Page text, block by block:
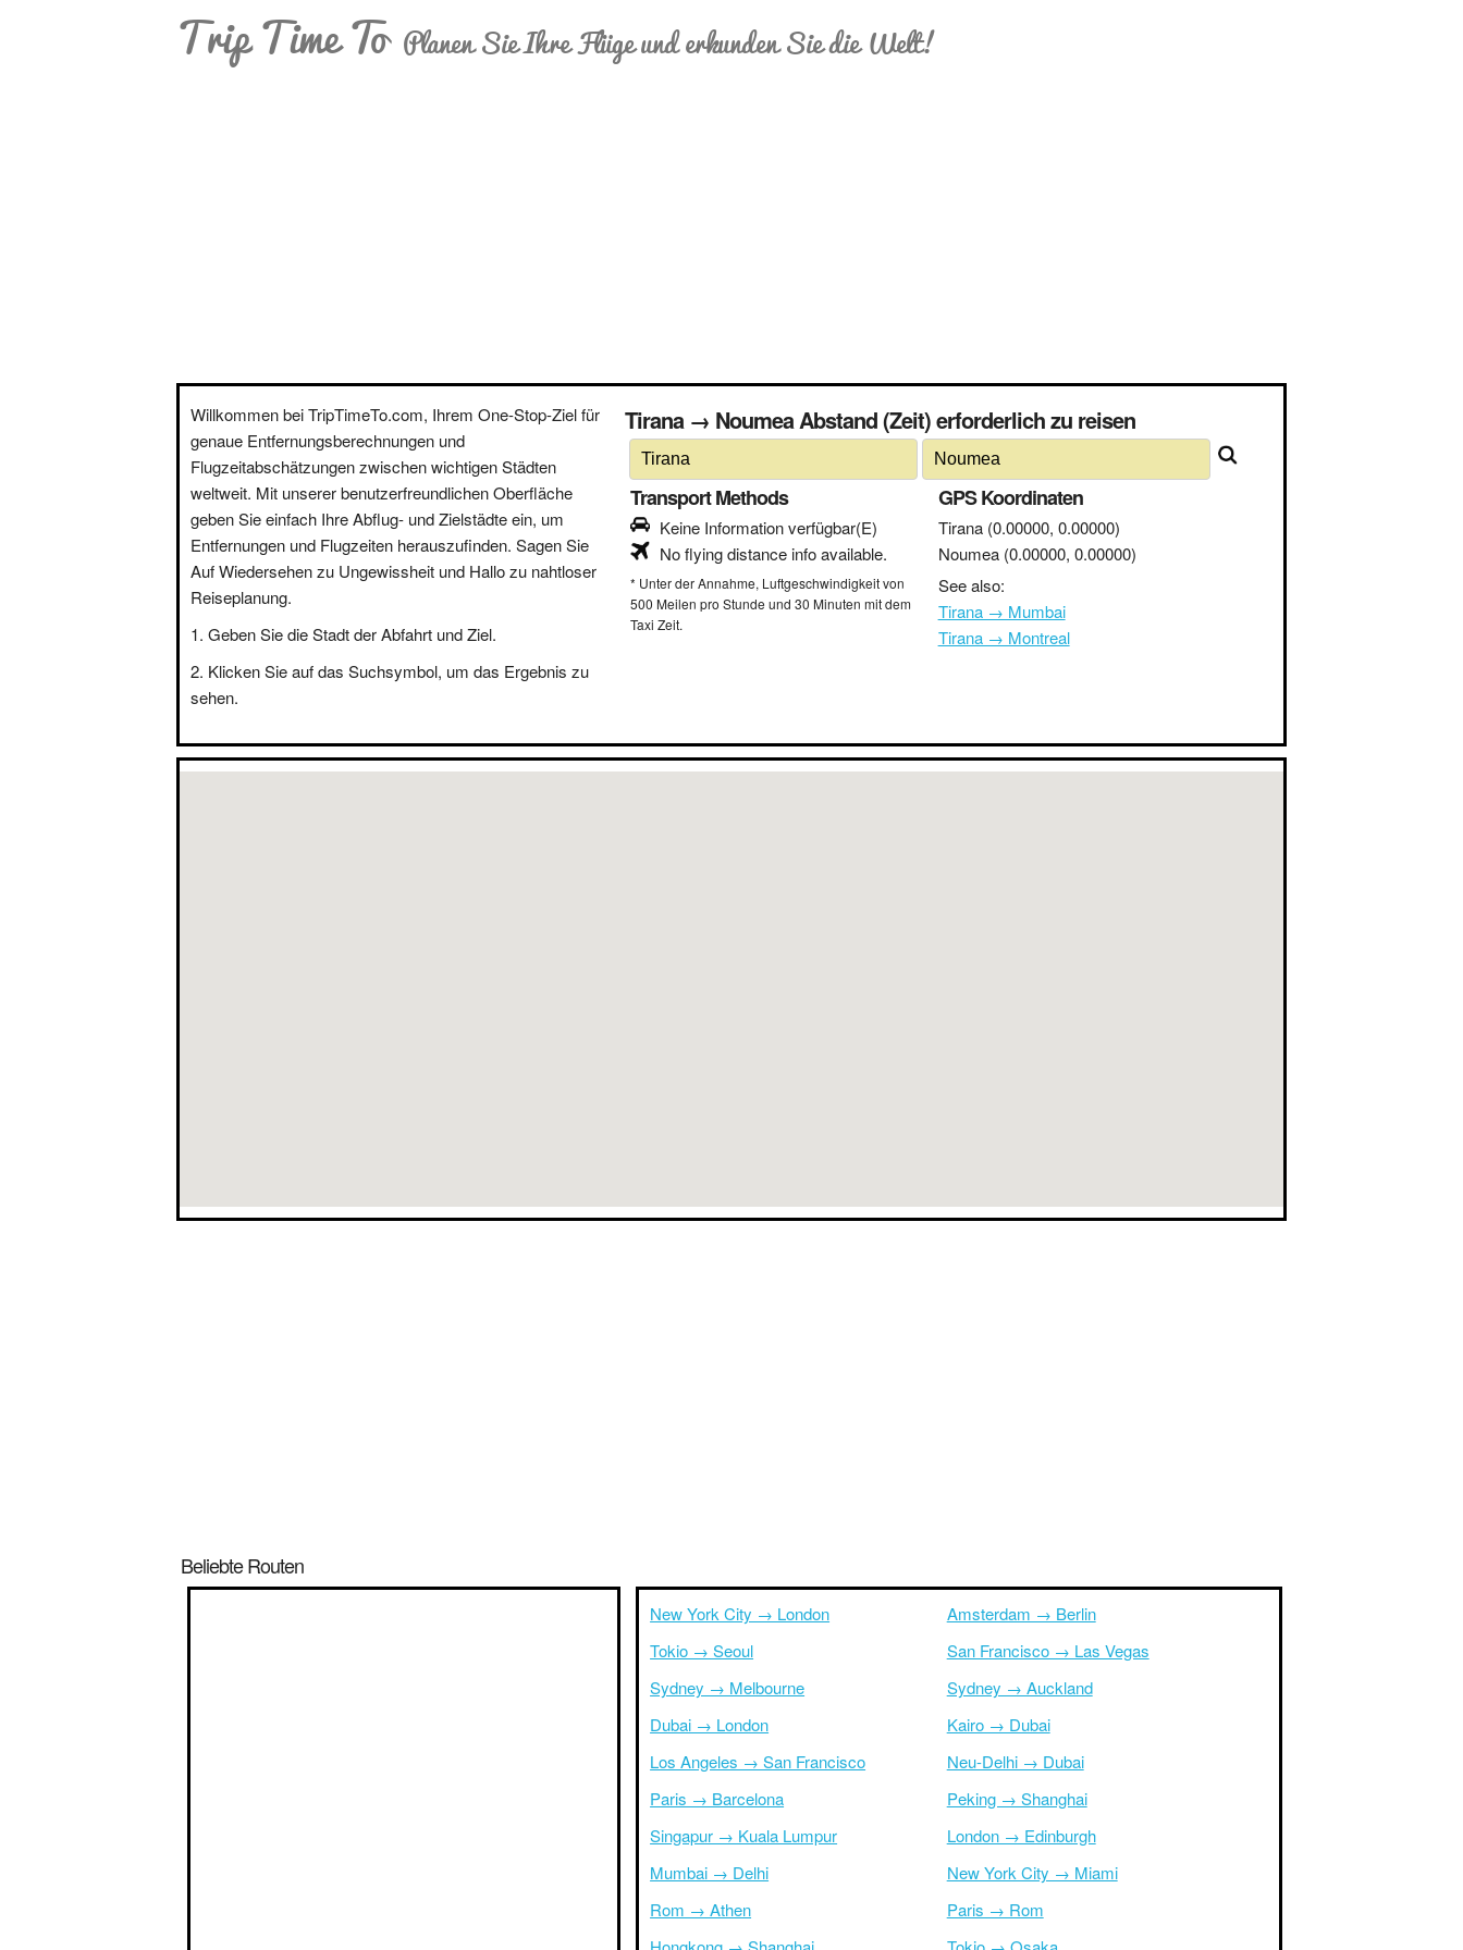
Trip Time To Planen Sie Ihre Flüge und erkunden Sie die Welt!
Willkommen bei TripTimeTo.com, Ihrem One-Stop-Ziel für
genaue Entfernungsberechnungen und
Flugzeitabschätzungen zwischen wichtigen Städten
weltweit. Mit unserer benutzerfreundlichen Oberfläche
geben Sie einfach Ihre Abflug- und Zielstädte ein, um
Entfernungen und Flugzeiten herauszufinden. Sagen Sie
Auf Wiedersehen zu Ungewissheit und Hallo zu nahtloser
Reiseplanung.
Geben Sie die Stadt der Abfahrt und Ziel.
Klicken Sie auf das Suchsymbol, um das Ergebnis zu
sehen.
Tirana → Noumea Abstand (Zeit) erforderlich zu reisen
Transport Methods
Keine Information verfügbar(E)
No flying distance info available.
* Unter der Annahme, Luftgeschwindigkeit von
500 Meilen pro Stunde und 30 Minuten mit dem
Taxi Zeit.
GPS Koordinaten
Tirana (0.00000, 0.00000)
Noumea (0.00000, 0.00000)
See also:
Tirana → Mumbai
Tirana → Montreal
Beliebte Routen
New York City → London
Tokio → Seoul
Sydney → Melbourne
Dubai → London
Los Angeles → San Francisco
Paris → Barcelona
Singapur → Kuala Lumpur
Mumbai → Delhi
Rom → Athen
Amsterdam → Berlin
San Francisco → Las Vegas
Sydney → Auckland
Kairo → Dubai
Neu-Delhi → Dubai
Peking → Shanghai
London → Edinburgh
New York City → Miami
Paris → Rom